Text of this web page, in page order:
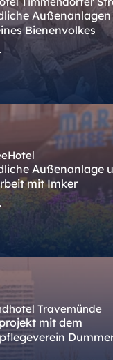
Außenanlagen
Bienenvolkes
Außenanlage
mit Imker
Travemünde
mit dem